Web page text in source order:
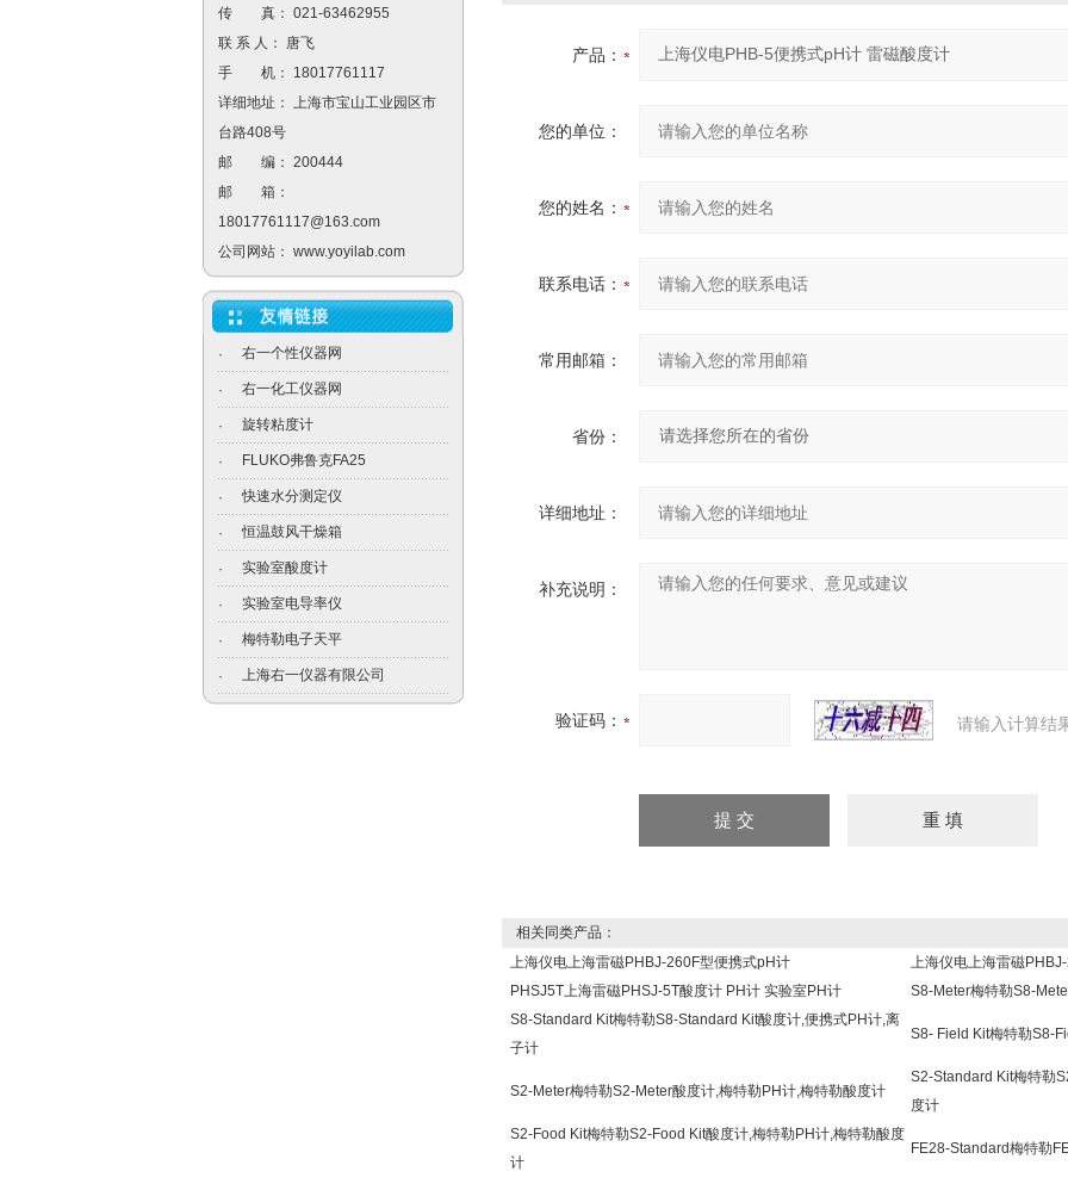
传 真： 021-63462955
联 系 人： 唐飞
手 机： 18017761117
详细地址： 上海市宝山工业园区市
台路408号
邮 编： 200444
邮 箱：
18017761117@163.com
公司网站： www.yoyilab.com
· 右一个性仪器网
· 右一化工仪器网
· 旋转粘度计
· FLUKO弗鲁克FA25
· 快速水分测定仪
· 恒温鼓风干燥箱
· 实验室酸度计
· 实验室电导率仪
· 梅特勒电子天平
· 上海右一仪器有限公司
产品：
您的单位：
您的姓名：
联系电话：
常用邮箱：
省份：
详细地址：
补充说明：
验证码： 请输入计算结
相关同类产品：
上海仪电上海雷磁PHBJ-260F型便携式pH计
上海仪电上海雷磁
PHSJ5T上海雷磁PHSJ-5T酸度计 PH计 实验室PH计
S8-Meter梅特勒S8-
S8-Standard Kit梅特勒S8-Standard Kit酸度计,便携式PH计,离
子计
S8- Field Kit梅特勒S8-
S2-Meter梅特勒S2-Meter酸度计,梅特勒PH计,梅特勒酸度计
S2-Standard Kit梅特勒
度计
S2-Food Kit梅特勒S2-Food Kit酸度计,梅特勒PH计,梅特勒酸度
计
FE28-Standard梅特勒